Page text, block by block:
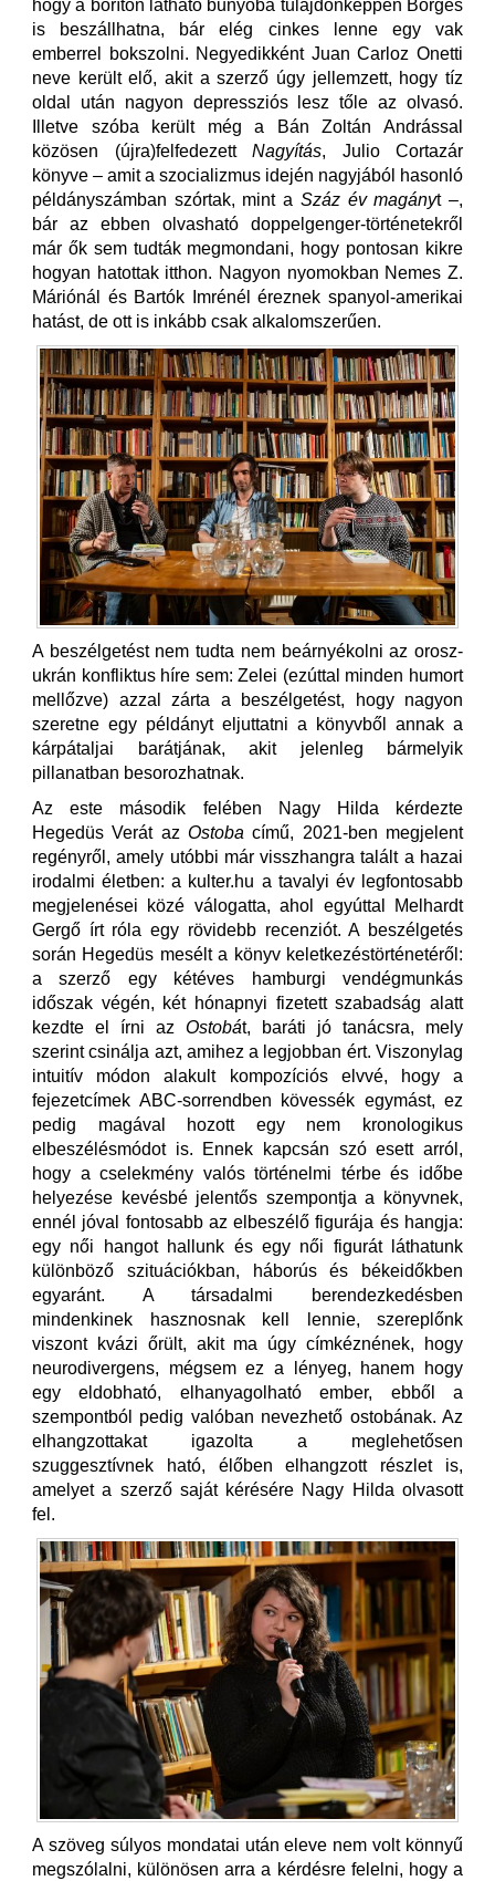
hogy a borítón látható bunyóba tulajdonképpen Borges
is beszállhatna, bár elég cinkes lenne egy vak
emberrel bokszolni. Negyedikként Juan Carloz Onetti
neve került elő, akit a szerző úgy jellemzett, hogy tíz
oldal után nagyon depressziós lesz tőle az olvasó.
Illetve szóba került még a Bán Zoltán Andrással
közösen (újra)felfedezett Nagyítás, Julio Cortazár
könyve – amit a szocializmus idején nagyjából hasonló
példányszámban szórtak, mint a Száz év magányt –,
bár az ebben olvasható doppelgenger-történetekről
már ők sem tudták megmondani, hogy pontosan kikre
hogyan hatottak itthon. Nagyon nyomokban Nemes Z.
Máriónál és Bartók Imrénél éreznek spanyol-amerikai
hatást, de ott is inkább csak alkalomszerűen.
A beszélgetést nem tudta nem beárnyékolni az orosz-
ukrán konfliktus híre sem: Zelei (ezúttal minden humort
mellőzve) azzal zárta a beszélgetést, hogy nagyon
szeretne egy példányt eljuttatni a könyvből annak a
kárpátaljai barátjának, akit jelenleg bármelyik
pillanatban besorozhatnak.
Az este második felében Nagy Hilda kérdezte
Hegedüs Verát az Ostoba című, 2021-ben megjelent
regényről, amely utóbbi már visszhangra talált a hazai
irodalmi életben: a kulter.hu a tavalyi év legfontosabb
megjelenései közé válogatta, ahol egyúttal Melhardt
Gergő írt róla egy rövidebb recenziót. A beszélgetés
során Hegedüs mesélt a könyv keletkezéstörténetéről:
a szerző egy kétéves hamburgi vendégmunkás
időszak végén, két hónapnyi fizetett szabadság alatt
kezdte el írni az Ostobát, baráti jó tanácsra, mely
szerint csinálja azt, amihez a legjobban ért. Viszonylag
intuitív módon alakult kompozíciós elvvé, hogy a
fejezetcímek ABC-sorrendben kövessék egymást, ez
pedig magával hozott egy nem kronologikus
elbeszélésmódot is. Ennek kapcsán szó esett arról,
hogy a cselekmény valós történelmi térbe és időbe
helyezése kevésbé jelentős szempontja a könyvnek,
ennél jóval fontosabb az elbeszélő figurája és hangja:
egy női hangot hallunk és egy női figurát láthatunk
különböző szituációkban, háborús és békeidőkben
egyaránt. A társadalmi berendezkedésben
mindenkinek hasznosnak kell lennie, szereplőnk
viszont kvázi őrült, akit ma úgy címkéznének, hogy
neurodivergens, mégsem ez a lényeg, hanem hogy
egy eldobható, elhanyagolható ember, ebből a
szempontból pedig valóban nevezhető ostobának. Az
elhangzottakat igazolta a meglehetősen
szuggesztívnek ható, élőben elhangzott részlet is,
amelyet a szerző saját kérésére Nagy Hilda olvasott
fel.
A szöveg súlyos mondatai után eleve nem volt könnyű
megszólalni, különösen arra a kérdésre felelni, hogy a